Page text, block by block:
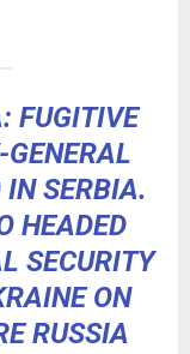
FUGITIVE
GENERAL
IN SERBIA.
HEADED
SECURITY
ON
RUSSIA